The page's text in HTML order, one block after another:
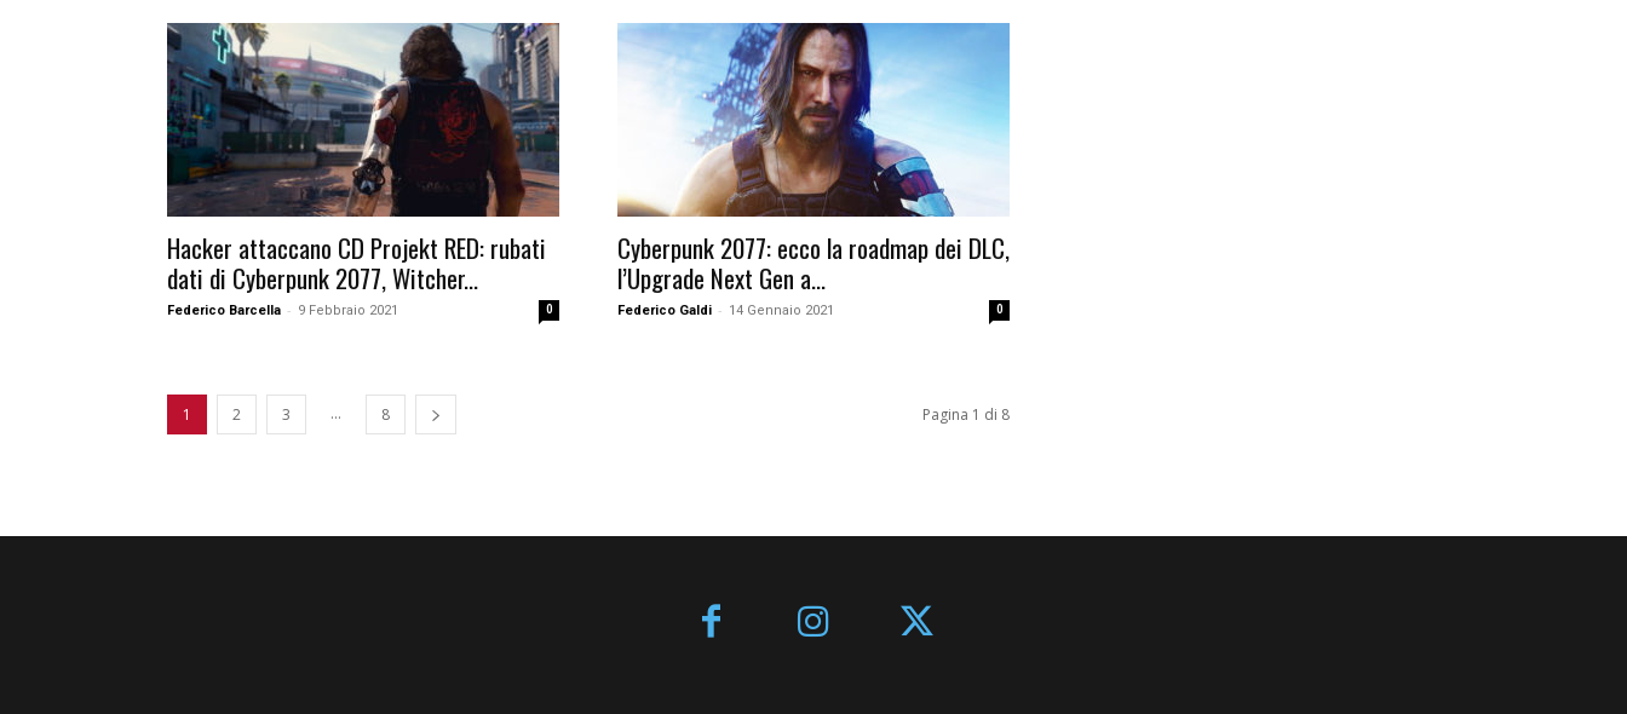
Hacker attaccano CD Projekt RED: rubati
dati di Cyberpunk 2077, Witcher...
Federico Barcella - 9 Febbraio 2021 0
Cyberpunk 2077: ecco la roadmap dei DLC,
l’Upgrade Next Gen a...
Federico Galdi - 14 Gennaio 2021 0
1 2 3 ... 8 Pagina 1 di 8